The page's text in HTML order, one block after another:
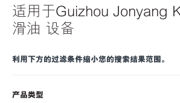
适用于Guizhou Jonyang
滑油 设备
利用下方的过滤条件缩小您的搜索结果范围。
产品类型